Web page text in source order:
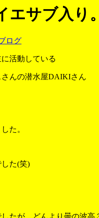
サブ入り。
ログ
活動している
んの潜水屋DAIKIさん
た。
た(笑)
たが、どんより曇の波高